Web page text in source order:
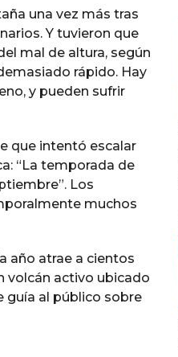
una vez más tras
Y tuvieron que
mal de altura, según
rápido. Hay
y pueden sufrir
que intentó escalar
“La temporada de
Los
muchos
año atrae a cientos
volcán activo ubicado
guía al público sobre